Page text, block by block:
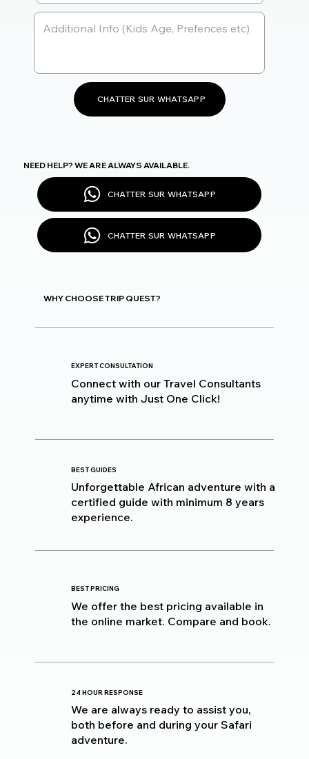
CHATTER SUR WHATSAPP
NEED HELP? WE ARE ALWAYS AVAILABLE.
CHATTER SUR WHATSAPP
CHATTER SUR WHATSAPP
WHY CHOOSE TRIP QUEST?
EXPERT CONSULTATION
Connect with our Travel Consultants
anytime with Just One Click!
BEST GUIDES
Unforgettable African adventure with a
certified guide with minimum 8 years
experience.
BEST PRICING
We offer the best pricing available in
the online market. Compare and book.
24 HOUR RESPONSE
We are always ready to assist you,
both before and during your Safari
adventure.